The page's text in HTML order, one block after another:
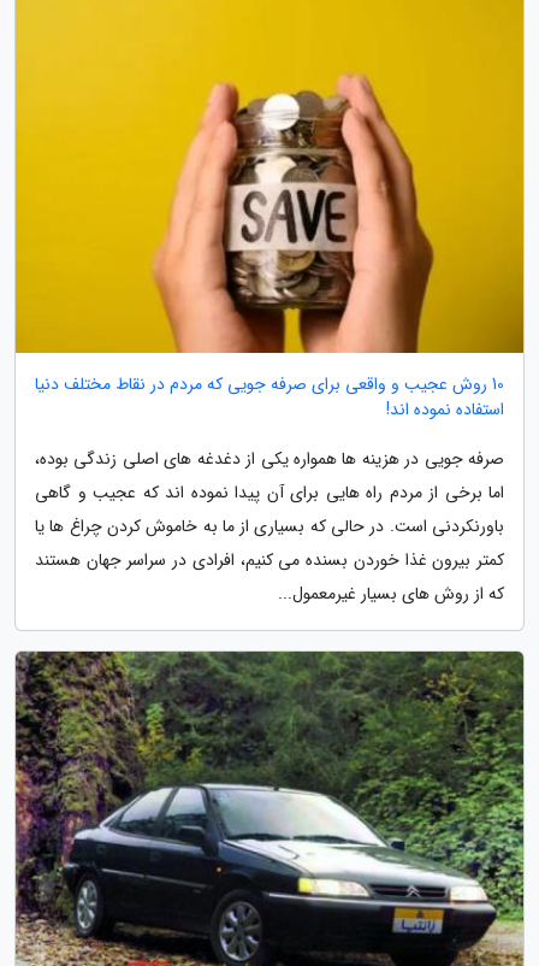
10 روش عجیب و واقعی برای صرفه جویی که مردم در نقاط مختلف دنیا
استفاده نموده اند!
صرفه جویی در هزینه ها همواره یکی از دغدغه های اصلی زندگی بوده،
اما برخی از مردم راه هایی برای آن پیدا نموده اند که عجیب و گاهی
باورنکردنی است. در حالی که بسیاری از ما به خاموش کردن چراغ ها یا
کمتر بیرون غذا خوردن بسنده می کنیم، افرادی در سراسر جهان هستند
که از روش های بسیار غیرمعمول...